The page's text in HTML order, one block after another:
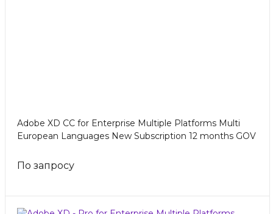
Adobe XD CC for Enterprise Multiple Platforms Multi
European Languages New Subscription 12 months GOV
По запросу